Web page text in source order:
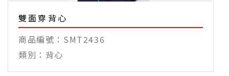
雙面穿背心
SMT2436
背心